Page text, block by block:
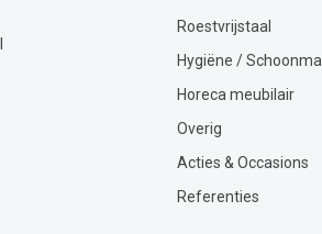
Roestvrijstaal
Hygiëne /
Horeca meubilair
Overig
Acties & Occasions
Referenties